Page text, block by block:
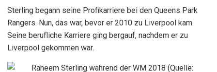
Sterling begann seine Profikarriere bei den Queens Park
Rangers. Nun, das war, bevor er 2010 zu Liverpool kam.
Seine berufliche Karriere ging bergauf, nachdem er zu
Liverpool gekommen war.